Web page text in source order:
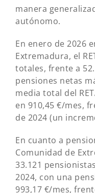
manera
autónomo.
En enero de 2026
Extremadura, el
totales, frente a
pensiones netas
media total del
en 910,45 €/mes,
de 2024 (un
En cuanto a
Comunidad de
33.121
2024, con una
993,17 €/mes,